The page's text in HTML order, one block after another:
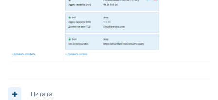
и xkeen -tc выдает что интернет соединение
Цитата